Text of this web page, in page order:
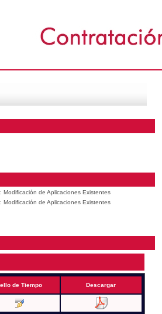
Modificación de Aplicaciones Existentes
Modificación de Aplicaciones Existentes
de Tiempo Descargar